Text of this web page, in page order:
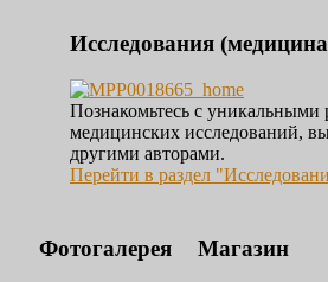
Исследования
Познакомьтесь с уникальными
медицинских исследований,
другими авторами.
Перейти в раздел
Фотогалерея Магазин